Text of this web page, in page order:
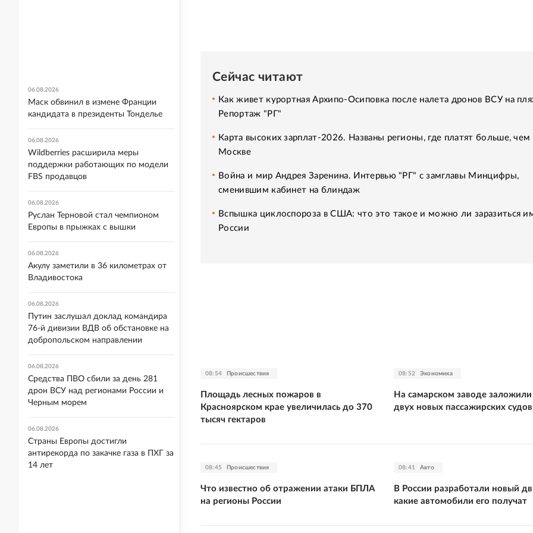
Сейчас читают
Как живет курортная Архипо-Осиповка после налета дронов ВСУ на
Репортаж "РГ"
Карта высоких зарплат-2026. Названы регионы, где платят больше, чем
Москве
Война и мир Андрея Заренина. Интервью "РГ" с замглавы Минцифры,
сменившим кабинет на блиндаж
Вспышка циклоспороза в США: что это такое и можно ли заразиться
России
08:54 Происшествия
Площадь лесных пожаров в
Красноярском крае увеличилась до 370
тысяч гектаров
08:52 Экономика
На самарском заводе
двух новых пассажирских судов
08:45 Происшествия
Что известно об отражении атаки БПЛА
на регионы России
08:41 Авто
В России разработали новый
какие автомобили его получат
06.08.2026
Маск обвинил в измене Франции
кандидата в президенты Тонделье
06.08.2026
Wildberries расширила меры
поддержки работающих по модели
FBS продавцов
06.08.2026
Руслан Терновой стал чемпионом
Европы в прыжках с вышки
06.08.2026
Акулу заметили в 36 километрах от
Владивостока
06.08.2026
Путин заслушал доклад командира
76-й дивизии ВДВ об обстановке на
добропольском направлении
06.08.2026
Средства ПВО сбили за день 281
дрон ВСУ над регионами России и
Черным морем
06.08.2026
Страны Европы достигли
антирекорда по закачке газа в ПХГ за
14 лет